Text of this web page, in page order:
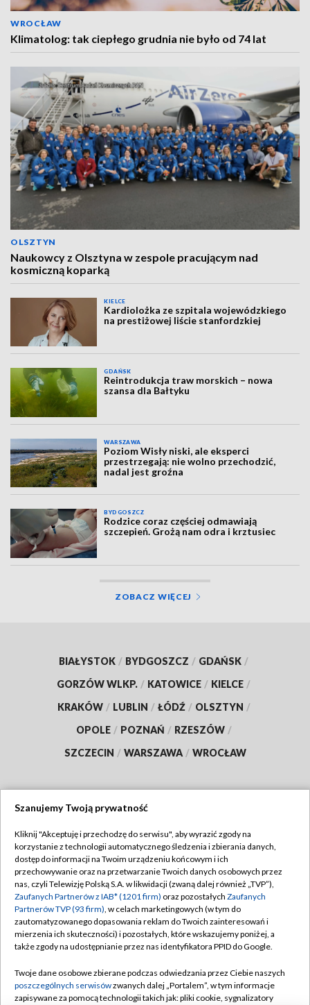
WROCŁAW
Klimatolog: tak ciepłego grudnia nie było od 74 lat
OLSZTYN
Naukowcy z Olsztyna w zespole pracującym nad
kosmiczną koparką
KIELCE
Kardiolożka ze szpitala wojewódzkiego
na prestiżowej liście stanfordzkiej
GDAŃSK
Reintrodukcja traw morskich – nowa
szansa dla Bałtyku
WARSZAWA
Poziom Wisły niski, ale eksperci
przestrzegają: nie wolno przechodzić,
nadal jest groźna
BYDGOSZCZ
Rodzice coraz częściej odmawiają
szczepień. Grożą nam odra i krztusiec
ZOBACZ WIĘCEJ
BIAŁYSTOK / BYDGOSZCZ / GDAŃSK /
GORZÓW WLKP. / KATOWICE / KIELCE /
KRAKÓW / LUBLIN / ŁÓDŹ / OLSZTYN /
OPOLE / POZNAŃ / RZESZÓW /
SZCZECIN / WARSZAWA / WROCŁAW
TVP
Abonament TVP
Emisja w TVP
Centrum informacji TVP
Naziemna Telewizja Cyfrowa
Rada Programowa
Regulamin TVP
Polityka prywatności
Moje zgody
Pomoc
Kontakt
Szanujemy Twoją prywatność
Kliknij "Akceptuję i przechodzę do serwisu", aby wyrazić zgody na
korzystanie z technologii automatycznego śledzenia i zbierania danych,
dostęp do informacji na Twoim urządzeniu końcowym i ich
przechowywanie oraz na przetwarzanie Twoich danych osobowych przez
nas, czyli Telewizję Polską S.A. w likwidacji (zwaną dalej również „TVP”),
Zaufanych Partnerów z IAB* (1201 firm) oraz pozostałych Zaufanych
Partnerów TVP (93 firm), w celach marketingowych (w tym do
zautomatyzowanego dopasowania reklam do Twoich zainteresowań i
mierzenia ich skuteczności) i pozostałych, które wskazujemy poniżej, a
także zgody na udostępnianie przez nas identyfikatora PPID do Google.
Twoje dane osobowe zbierane podczas odwiedzania przez Ciebie naszych
poszczególnych serwisówzwanych dalej „Portalem”, w tym informacje
zapisywane za pomocą technologii takich jak: pliki cookie, sygnalizatory